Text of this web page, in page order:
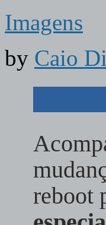
Imagens
by Caio
reboot